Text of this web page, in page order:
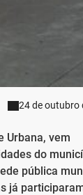
24 de outubro
Urbana, vem
do
pública
já